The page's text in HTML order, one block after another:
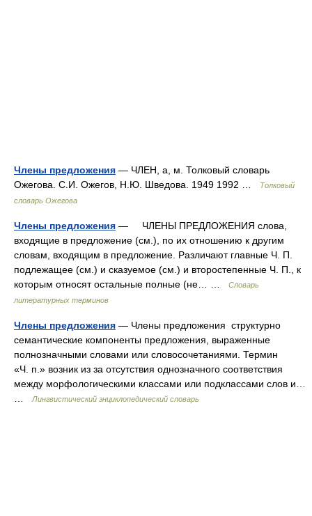
Члены предложения — ЧЛЕН, а, м. Толковый словарь
Ожегова. С.И. Ожегов, Н.Ю. Шведова. 1949 1992 …
Толковый
словарь Ожегова
Члены предложения — ЧЛЕНЫ ПРЕДЛОЖЕНИЯ слова,
входящие в предложение (см.), по их отношению к другим
словам, входящим в предложение. Различают главные Ч. П.
подлежащее (см.) и сказуемое (см.) и второстепенные Ч. П., к
которым относят остальные полные (не… …
Словарь
литературных терминов
Члены предложения — Члены предложения структурно
семантические компоненты предложения, выраженные
полнозначными словами или словосочетаниями. Термин
«Ч. п.» возник из за отсутствия однозначного соответствия
между морфологическими классами или подклассами слов и…
Лингвистический энциклопедический словарь